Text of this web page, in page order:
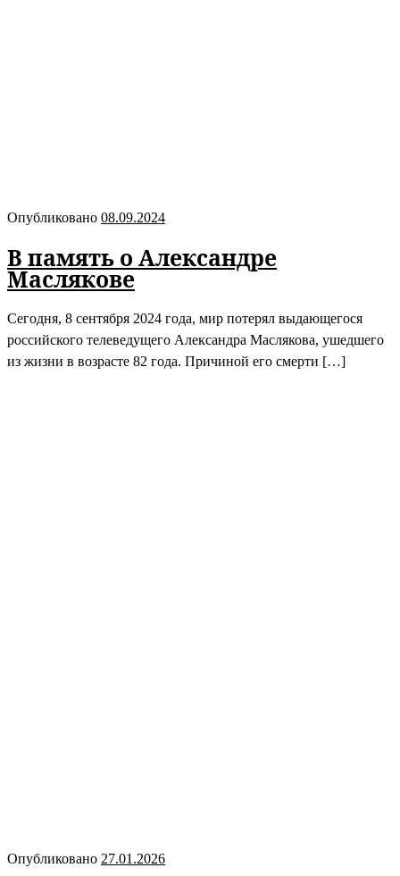
Опубликовано 08.09.2024
В память о Александре
Маслякове
Сегодня, 8 сентября 2024 года, мир потерял выдающегося
российского телеведущего Александра Маслякова, ушедшего
из жизни в возрасте 82 года. Причиной его смерти […]
Опубликовано 27.01.2026